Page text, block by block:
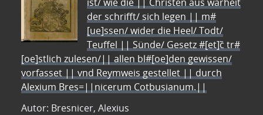
der schrifft/ sich legen || m#
[ue]ssen/ wider die Heel/ Todt/
Teuffel || Sünde/ Gesetz #[et]c̃ tr#
[oe]stlich zulesen/|| allen bl#[oe]den gewissen/
vorfasset || vnd Reymweis gestellet || durch
Alexium Bres=||nicerum Cotbusianum.||
Autor: Bresnicer, Alexius